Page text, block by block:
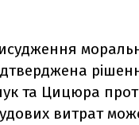
та Цицюра
витрат